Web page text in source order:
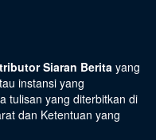
Siaran Berita yang
instansi yang
tulisan yang diterbitkan di
dan Ketentuan yang